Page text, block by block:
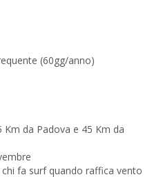
Consistenza (frequenza onde): Frequente (60gg/anno)
Ottobre, Novembre